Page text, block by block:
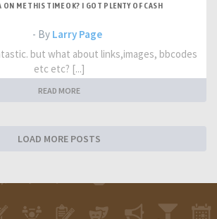
ON ME THIS TIME OK? I GOT PLENTY OF CASH
- By Larry Page
but what about links,images, bbcodes
etc etc? [...]
READ MORE
LOAD MORE POSTS